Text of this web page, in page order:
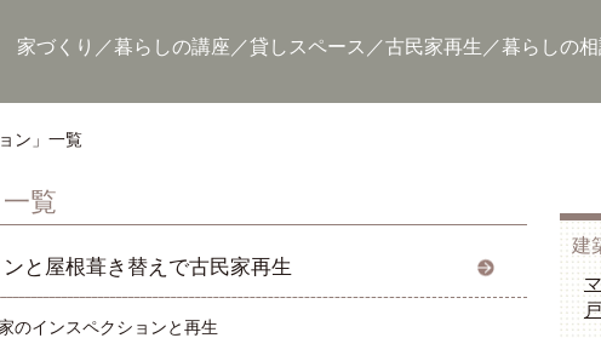
家づくり 暮らしの講座 貸しスペース 古民家再生 暮らしの
ン」一覧
覧
と屋根葺き替えで古民家再生
のインスペクションと再生
建